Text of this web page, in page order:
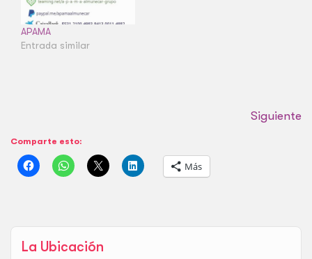
La Ubicación
APAMA
Entrada similar
Siguiente
Comparte esto:
Más